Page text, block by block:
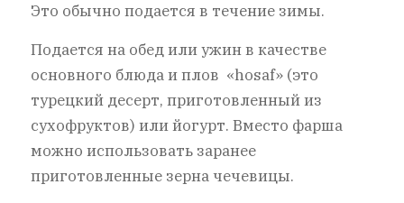
Это обычно подается в течение зимы.
Подается на обед или ужин в качестве
основного блюда и плов «hosaf» (это
турецкий десерт, приготовленный из
сухофруктов) или йогурт. Вместо фарша
можно использовать заранее
приготовленные зерна чечевицы.